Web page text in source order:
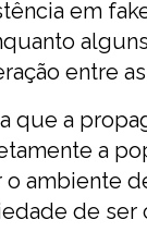
em
entre
que a
a
ambiente
de ser